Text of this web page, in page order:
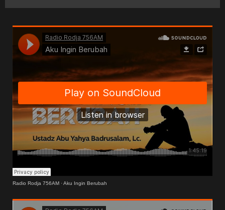
Radio Rodja 756AM ·Aku Ingin Berubah